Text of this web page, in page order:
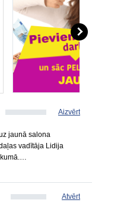
Aizvērt
jaunā salona
vadītāja Lidija
Atvērt